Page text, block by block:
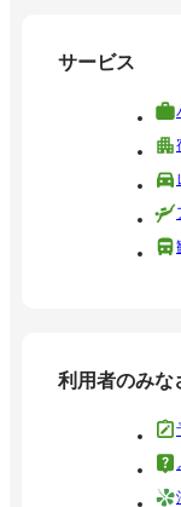
サービス
利用者のみな